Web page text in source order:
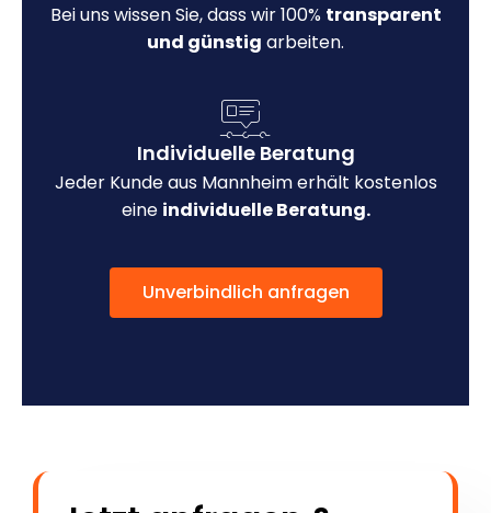
Bei uns wissen Sie, dass wir 100% transparent
und günstig arbeiten.
Individuelle Beratung
Jeder Kunde aus Mannheim erhält kostenlos
eine individuelle Beratung.
Unverbindlich anfragen